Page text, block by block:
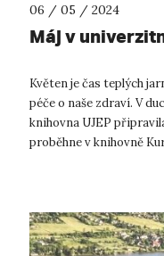
06 / 05 / 2024
Máj v
Květen je čas teplých
péče o naše zdraví. V
knihovna UJEP
proběhne v knihovně